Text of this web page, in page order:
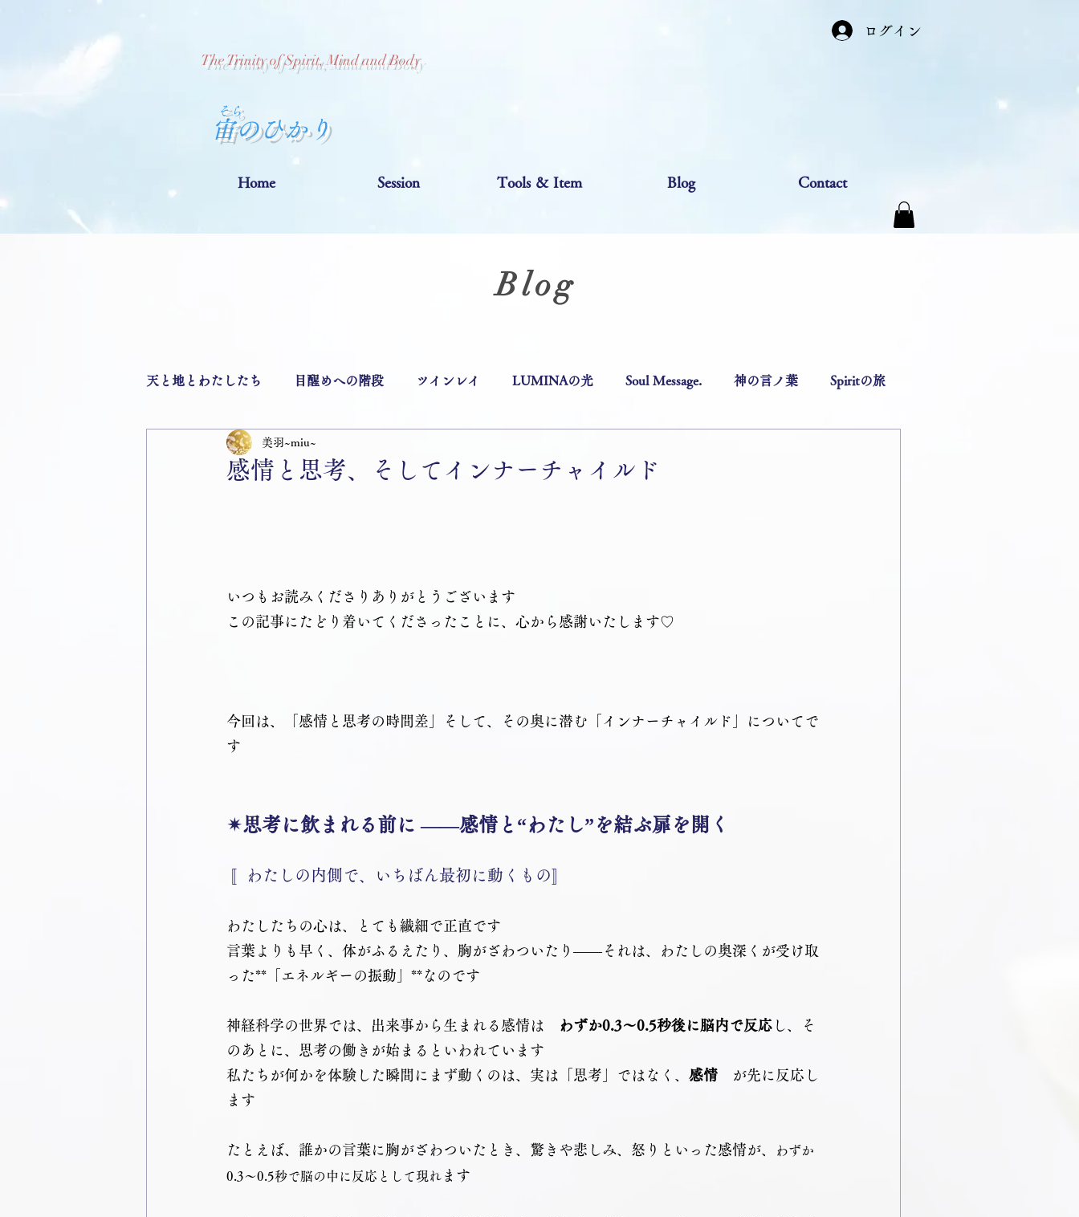
ログイン
The Trinity of Spirit, Mind and Body
​宙のひかり
​そら
Home Session Tools ＆ Item Blog Contact
Blog
天と地とわたしたち 目醒めへの階段 ツインレイ LUMINAの光 Soul Message. 神の言ノ葉 Spiritの旅
有料記事
感情と思考、そしてインナーチャイルド
美羽~miu~
いつもお読みくださりありがとうございます
この記事にたどり着いてくださったことに、心から感謝いたします♡
今回は、「感情と思考の時間差」そして、その奥に潜む「インナーチャイルド」についてで
す
✴思考に飲まれる前に ――感情と“わたし”を結ぶ扉を開く
〚わたしの内側で、いちばん最初に動くもの〛
わたしたちの心は、とても繊細で正直です
言葉よりも早く、体がふるえたり、胸がざわついたり――それは、わたしの奥深くが受け取
った**「エネルギーの振動」**なのです
神経科学の世界では、出来事から生まれる感情は わずか0.3〜0.5秒後に脳内で反応 し、そ
のあとに、思考の働きが始まるといわれています
私たちが何かを体験した瞬間にまず動くのは、実は「思考」ではなく、 感情
が先に反応し
ます
たとえば、誰かの言葉に胸がざわついたとき、驚きや悲しみ、怒りといった感情が、
わずか
0.3〜0.5秒で脳の中に反応として現れ ます